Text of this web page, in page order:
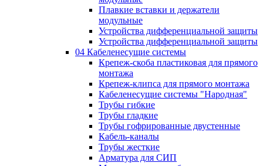
Плавкие вставки и держатели
модульные
Устройства дифференциальной защиты
Устройства дифференциальной защиты
04 Кабеленесущие системы
Крепеж-скоба пластиковая для прямого
монтажа
Крепеж-клипса для прямого монтажа
Кабеленесущие системы "Народная"
Трубы гибкие
Трубы гладкие
Трубы гофрированные двустенные
Кабель-каналы
Трубы жесткие
Арматура для СИП